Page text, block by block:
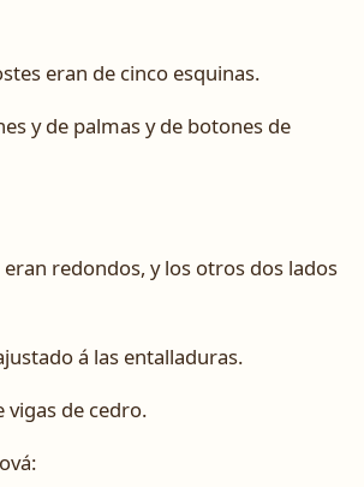
eran de cinco esquinas.
y de palmas y de botones de
redondos, y los otros dos lados
á las entalladuras.
de cedro.